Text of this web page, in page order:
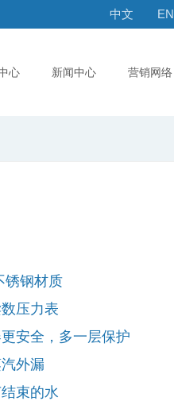
中文 EN
心 新闻中心 营销网络
锈钢材质
压力表
安全，多一层保护
外漏
束的水